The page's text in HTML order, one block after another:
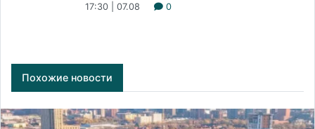
17:30 | 07.08 0
Похожие новости